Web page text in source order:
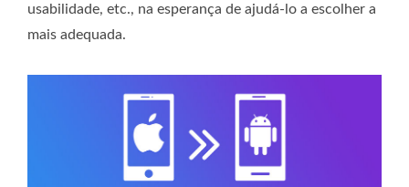
usabilidade, etc., na esperança de ajudá-lo a escolher a
mais adequada.